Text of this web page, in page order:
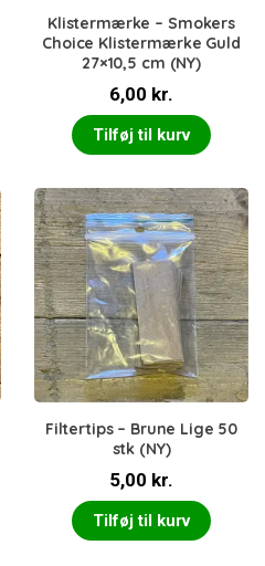
Klistermærke – Smokers
Choice Klistermærke Guld
27×10,5 cm (NY)
6,00 kr.
Tilføj til kurv
Filtertips – Brune Lige 50
stk (NY)
5,00 kr.
Tilføj til kurv